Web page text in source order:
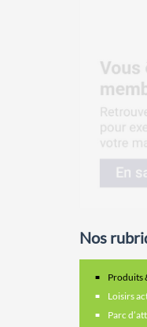
Nos
Produits
Loisirs
Parc